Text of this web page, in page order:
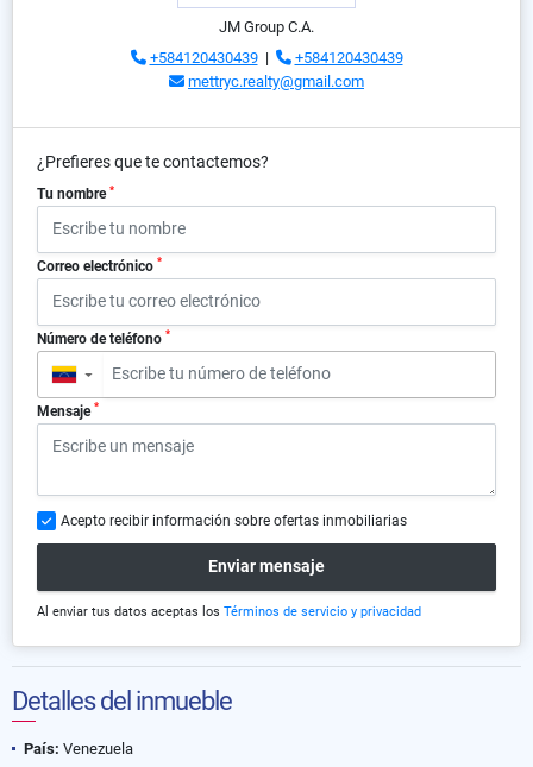
JM Group C.A.
+584120430439|
+584120430439
mettryc.realty@gmail.com
¿Prefieres que te contactemos?
Tu nombre *
Correo electrónico *
Número de teléfono *
▼
Mensaje *
Acepto recibir información sobre ofertas inmobiliarias
Enviar mensaje
Al enviar tus datos aceptas los Términos de servicio y privacidad
Detalles del inmueble
País: Venezuela